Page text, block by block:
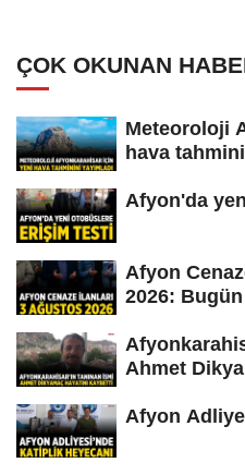
ÇOK OKUNAN
Meteoroloji
hava
Afyon'da
Afyon
2026:
Ahmet
Afyon